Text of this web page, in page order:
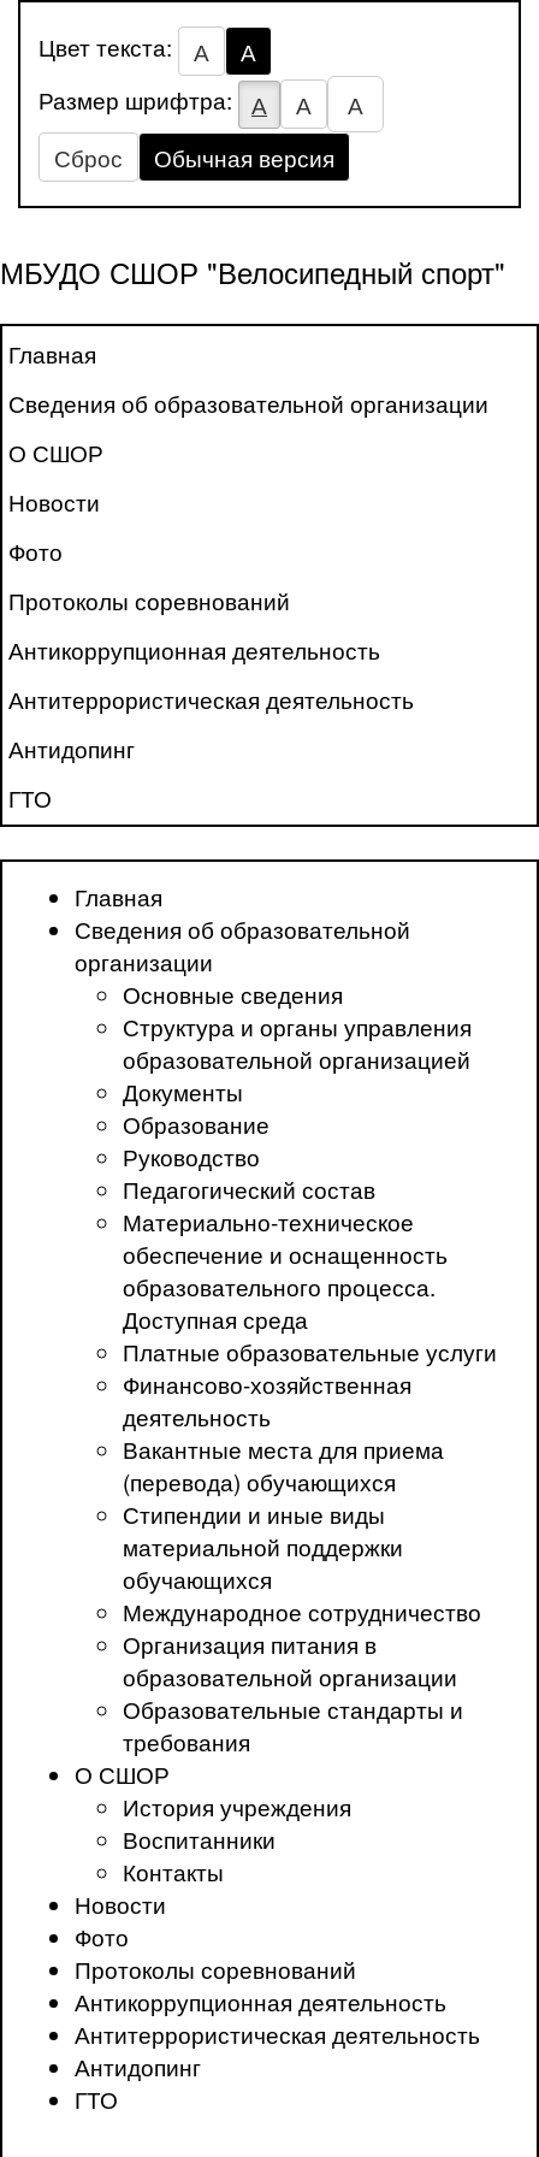
Цвет текста: А
А
Размер шрифтра:
А А
А
Сброс
Обычная версия
МБУДО СШОР "Велосипедный спорт"
Главная
Сведения об образовательной организации
О СШОР
Новости
Фото
Протоколы соревнований
Антикоррупционная деятельность
Антитеррористическая деятельность
Антидопинг
ГТО
Главная
Сведения об образовательной
организации
Основные сведения
Структура и органы управления
образовательной организацией
Документы
Образование
Руководство
Педагогический состав
Материально-техническое
обеспечение и оснащенность
образовательного процесса.
Доступная среда
Платные образовательные услуги
Финансово-хозяйственная
деятельность
Вакантные места для приема
(перевода) обучающихся
Стипендии и иные виды
материальной поддержки
обучающихся
Международное сотрудничество
Организация питания в
образовательной организации
Образовательные стандарты и
требования
О СШОР
История учреждения
Воспитанники
Контакты
Новости
Фото
Протоколы соревнований
Антикоррупционная деятельность
Антитеррористическая деятельность
Антидопинг
ГТО